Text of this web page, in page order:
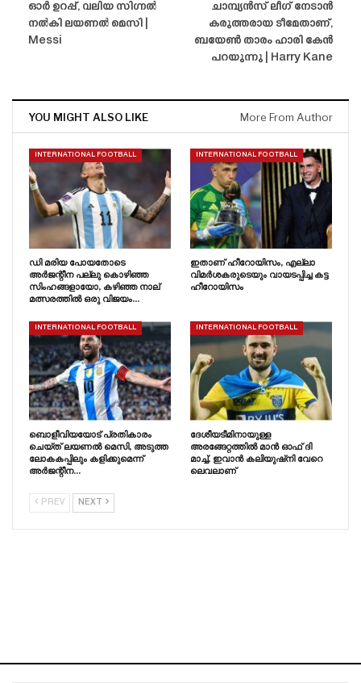
ഓർ ഉറപ്പ്, വലിയ സിഗ്നൽ
നൽകി ലയണൽ മെസി |
Messi
ചാമ്പ്യൻസ് ലീഗ് നേടാൻ
കരുത്തരായ ടീമേതാണ്,
ബയേൺ താരം ഹാരി കേൻ
പറയുന്നു | Harry Kane
YOU MIGHT ALSO LIKE More From Author
INTERNATIONAL FOOTBALL
ഡി മരിയ പോയതോടെ
അർജന്റീന പല്ലു കൊഴിഞ്ഞ
സിംഹങ്ങളായോ, കഴിഞ്ഞ നാല്
മത്സരത്തിൽ ഒരു വിജയം…
INTERNATIONAL FOOTBALL
ഇതാണ് ഹീറോയിസം, എല്ലാ
വിമർശകരുടെയും വായടപ്പിച്ച കട്ട
ഹീറോയിസം
INTERNATIONAL FOOTBALL
ബൊളീവിയയോട് പ്രതികാരം
ചെയ്‌ത്‌ ലയണൽ മെസി, അടുത്ത
ലോകകപ്പിലും കളിക്കുമെന്ന്
അർജന്റീന…
INTERNATIONAL FOOTBALL
ദേശീയടീമിനായുള്ള
അരങ്ങേറ്റത്തിൽ മാൻ ഓഫ് ദി
മാച്ച്, ഇവാൻ കലിയുഷ്‌നി വേറെ
ലെവലാണ്
PREV NEXT